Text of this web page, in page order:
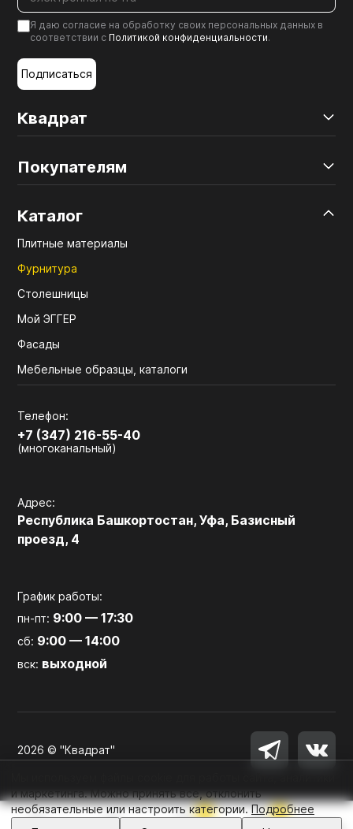
0 0
Квадрат
Покупателям
Каталог
Плитные материалы
Фурнитура
Столешницы
Мой ЭГГЕР
Фасады
Мебельные образцы, каталоги
Телефон:
+7 (347) 216-55-40
(многоканальный)
Адрес:
Республика Башкортостан, Уфа, Базисный
проезд, 4
График работы:
пн-пт: 9:00 — 17:30
сб: 9:00 — 14:00
вск: выходной
Я даю согласие на обработку своих персональных данных в
соответствии с Политикой конфиденциальности.
Подписаться
2026 © "Квадрат"
и маркетинга. Можно принять все, отклонить
необязательные или настроить категории.Подробнее